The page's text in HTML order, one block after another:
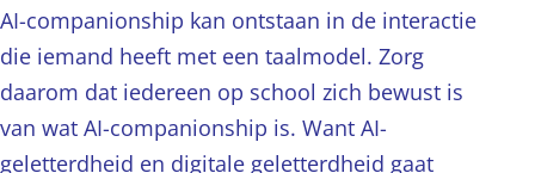
AI-companionship kan ontstaan in de interactie
die iemand heeft met een taalmodel. Zorg
daarom dat iedereen op school zich bewust is
van wat AI-companionship is. Want AI-
geletterdheid en digitale geletterdheid gaat